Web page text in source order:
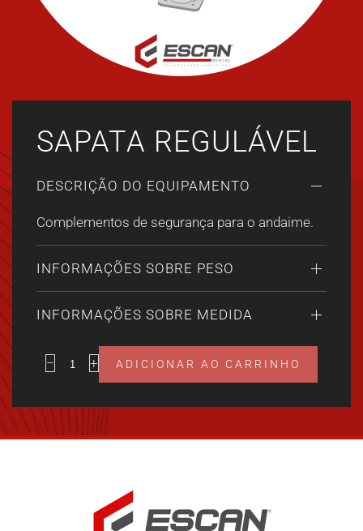
SAPATA REGULÁVEL
DESCRIÇÃO DO EQUIPAMENTO
Complementos de segurança para o andaime.
INFORMAÇÕES SOBRE PESO
INFORMAÇÕES SOBRE MEDIDA
− +